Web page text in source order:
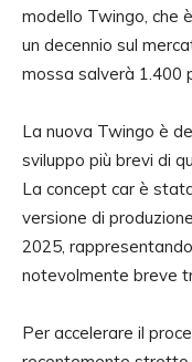
modello Twingo, che
un decennio sul
mossa salverà 1.400
La nuova Twingo è
sviluppo più brevi di
La concept car è
versione di
2025,
notevolmente breve
Per accelerare il